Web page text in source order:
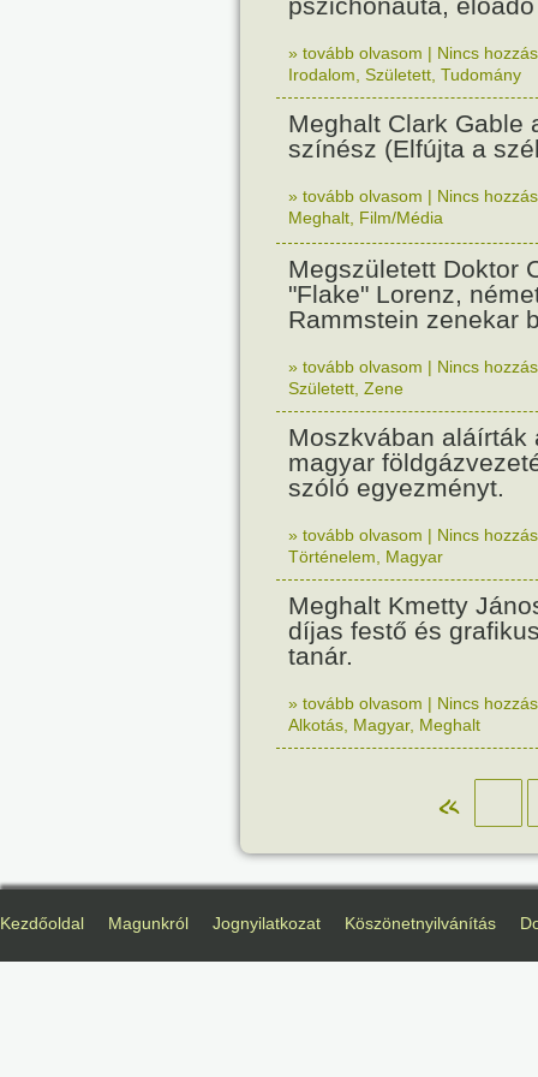
» tovább olvasom | Nincs
Irodalom Született Tudomány
Meghalt Clark Gable
színész (Elfújta a
» tovább olvasom | Nincs
Meghalt Film/Média
Megszületett Doktor
"Flake" Lorenz,
Rammstein zenekar
» tovább olvasom | Nincs
Született Zene
Moszkvában aláírták
magyar
szóló egyezményt.
» tovább olvasom | Nincs
Történelem
Magyar
Meghalt Kmetty
díjas festő és
tanár.
» tovább olvasom | Nincs
Alkotás Magyar, Meghalt
«
Kezdőoldal Magunkról Jognyilatkozat Köszönetnyilvánítás